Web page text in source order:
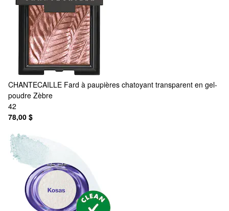
CHANTECAILLE Fard à paupières chatoyant transparent en gel-
poudre Zèbre
42
78,00 $